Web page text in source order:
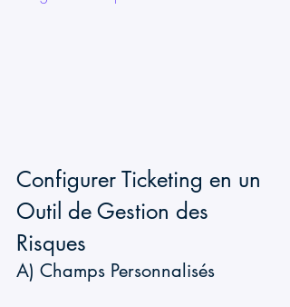
Configurer Ticketing en un
Outil de Gestion des
Risques
A) Champs Personnalisés